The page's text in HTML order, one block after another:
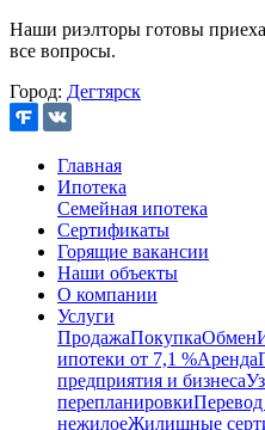
Наши риэлторы готовы
все вопросы.
Город: Дегтярск
Главная
Ипотека
Семейная ипотека
Сертификаты
Горящие вакансии
Наши объекты
О компании
Услуги
ПродажаПокупкаОбмен
ипотеки от 7,1 %Аренда
предприятия и бизнеса
перепланировки
нежилоеЖилищные